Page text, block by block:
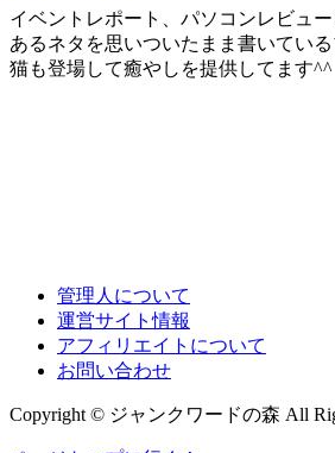
イベントレポート、パソコンレビュ
あるネタを思いついたまま書いてい
猫も登場して癒やしを提供してます^^
管理人について
運営サイト情報
アフィリエイトについて
お問い合わせ
Copyright © ジャンクワードの森 All